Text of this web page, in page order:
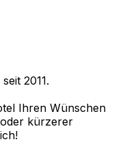
2011.
Ihren Wünschen
kürzerer